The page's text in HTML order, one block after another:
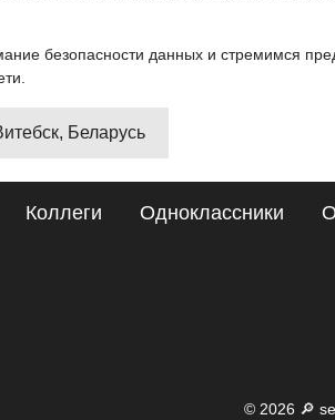
безопасности данных и стремимся
Беларусь
Коллеги Одноклассники
© 2026 🔎